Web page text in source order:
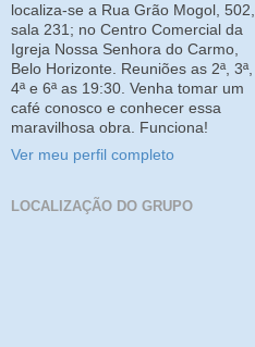
localiza-se a Rua Grão Mogol, 502,
sala 231; no Centro Comercial da
Igreja Nossa Senhora do Carmo,
Belo Horizonte. Reuniões as 2ª, 3ª,
4ª e 6ª as 19:30. Venha tomar um
café conosco e conhecer essa
maravilhosa obra. Funciona!
Ver meu perfil completo
LOCALIZAÇÃO DO GRUPO